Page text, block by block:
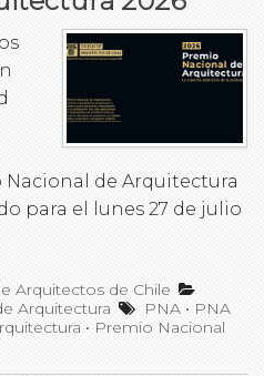
de Arquitectura
para el lunes 27 de julio
Arquitectos de Chile
Arquitectura PNA • PNA
• Premio Nacional